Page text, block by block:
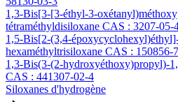
1,3-Bis[3-[3-éthyl-3-
tétraméthyldisiloxane CAS : 3207-05-
1,5-Bis[2-(3,4-
hexaméthyltrisiloxane CAS : 150856-
1,3-Bis(3-(2-hydroxyéthoxy)propyl)-
CAS : 441307-02-4
Siloxanes d'hydrogène